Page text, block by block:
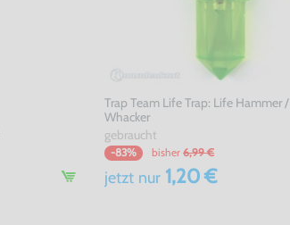
Trap Team Life Trap: Life Hammer
Whacker
gebraucht
-83% bisher 6,99 €
jetzt nur 1,20 €